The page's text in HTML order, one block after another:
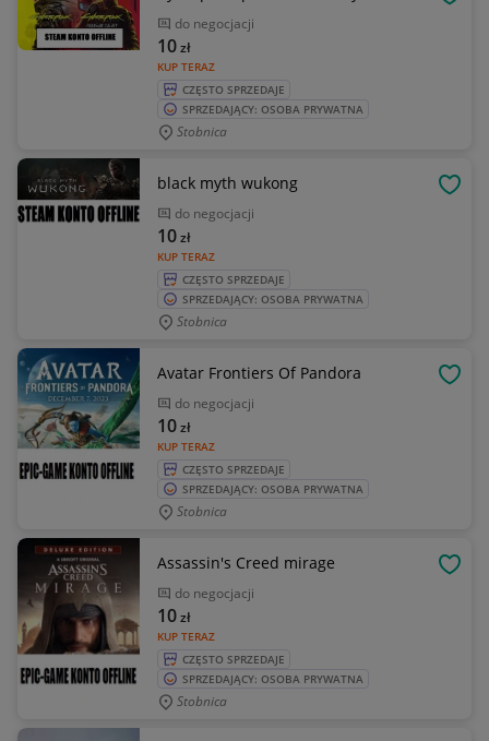
do negocjacji
KUP TERAZ
10zł
CZĘSTO SPRZEDAJE
SPRZEDAJĄCY: OSOBA PRYWATNA
Stobnica
black myth wukong
do negocjacji
KUP TERAZ
10zł
CZĘSTO SPRZEDAJE
SPRZEDAJĄCY: OSOBA PRYWATNA
Stobnica
Avatar Frontiers Of Pandora
do negocjacji
KUP TERAZ
10zł
CZĘSTO SPRZEDAJE
SPRZEDAJĄCY: OSOBA PRYWATNA
Stobnica
Assassin's Creed mirage
do negocjacji
KUP TERAZ
10zł
CZĘSTO SPRZEDAJE
SPRZEDAJĄCY: OSOBA PRYWATNA
Stobnica